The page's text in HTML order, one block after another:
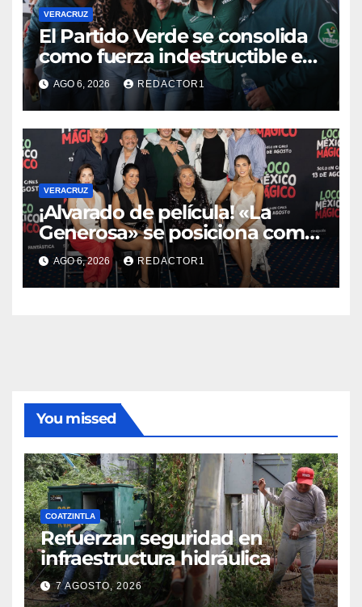
VERACRUZ
​El Partido Verde se consolida
como fuerza indestructible en
la zona norte de Veracruz
AGO 6, 2026 REDACTOR1
VERACRUZ
¡Alvarado de película! «La
Generosa» se posiciona como
escenario ideal para
producciones de cine y
televisión
AGO 6, 2026 REDACTOR1
You missed
COATZINTLA
Refuerzan seguridad en
infraestructura hidráulica
7 AGOSTO, 2026